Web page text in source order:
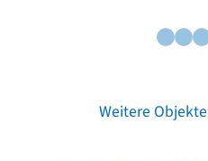
Weitere Objekte